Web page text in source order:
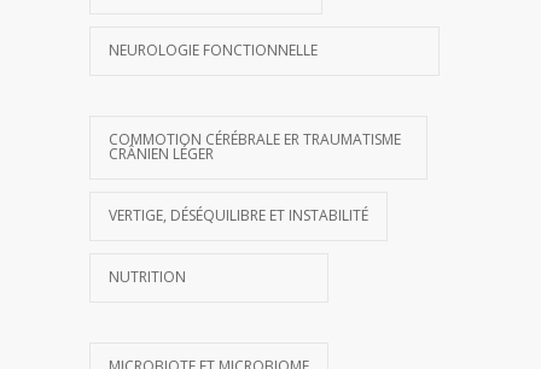
NEUROLOGIE FONCTIONNELLE
COMMOTION CÉRÉBRALE ER TRAUMATISME
CRÂNIEN LÉGER
VERTIGE, DÉSÉQUILIBRE ET INSTABILITÉ
NUTRITION